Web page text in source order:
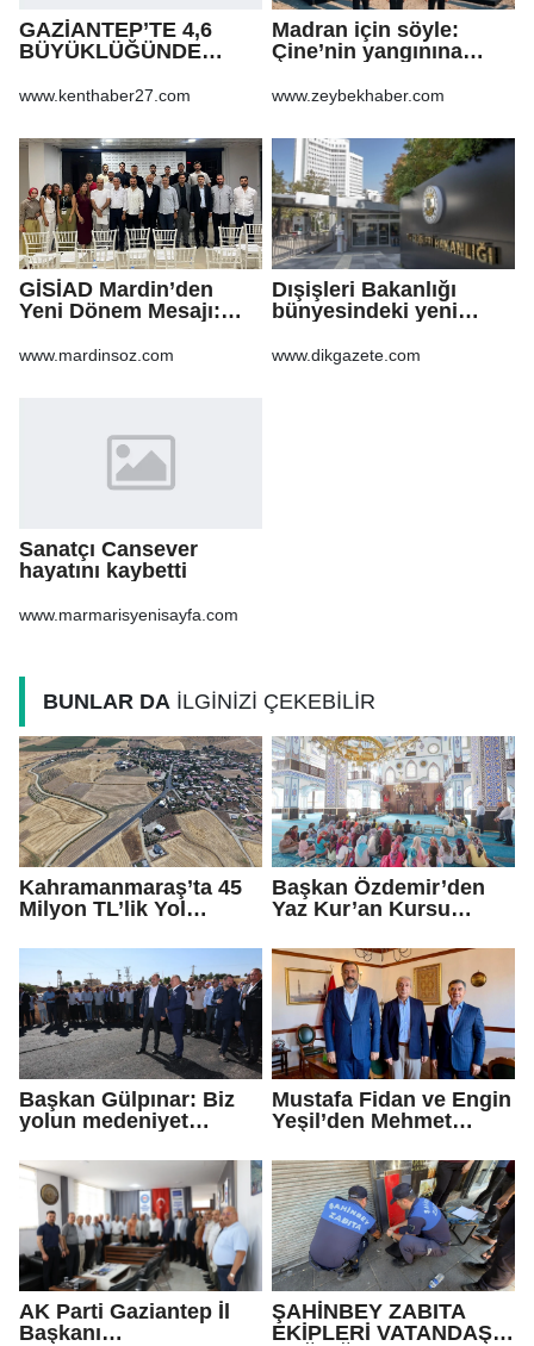
GAZİANTEP’TE 4,6
BÜYÜKLÜĞÜNDE
www.kenthaber27.com
Madran için söyle:
Çine’nin yangınına
www.zeybekhaber.com
GİSİAD Mardin’den
Yeni Dönem Mesajı:
Daha Çok Üretim
www.mardinsoz.com
Dışişleri Bakanlığı
bünyesindeki yeni
Gazete'de
www.dikgazete.com
Sanatçı Cansever
hayatını kaybetti
www.marmarisyenisayfa.com
BUNLAR DA İLGİNİZİ ÇEKEBİLİR
Kahramanmaraş’ta 45
Milyon TL’lik Yol
Maksutuşağı Grup Yolu
Yenilendi
Başkan Özdemir’den
Yaz Kur’an Kursu
Başkan Gülpınar: Biz
yolun medeniyet
Mustafa Fidan ve Engin
Yeşil’den Mehmet
AK Parti Gaziantep İl
Başkanı
ŞAHİNBEY ZABITA
EKİPLERİ VATANDAŞIN